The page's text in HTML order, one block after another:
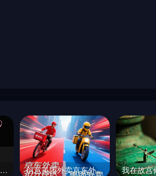
文艺青年情感短剧电影短视频手写艺术体海报字体设计素材-即梦ai关键词描述咒语 创意美团外卖京东外卖骑手红蓝对抗外卖大战速度竞技海报-即梦ai关键词描述咒语